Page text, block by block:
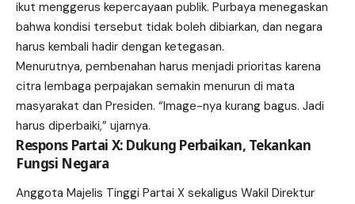
ikut menggerus kepercayaan publik. Purbaya menegaskan
bahwa kondisi tersebut tidak boleh dibiarkan, dan negara
harus kembali hadir dengan ketegasan.
Menurutnya, pembenahan harus menjadi prioritas karena
citra lembaga perpajakan semakin menurun di mata
masyarakat dan Presiden. “Image-nya kurang bagus. Jadi
harus diperbaiki,” ujarnya.
Respons Partai X: Dukung Perbaikan, Tekankan
Fungsi Negara
Anggota Majelis Tinggi Partai X sekaligus Wakil Direktur